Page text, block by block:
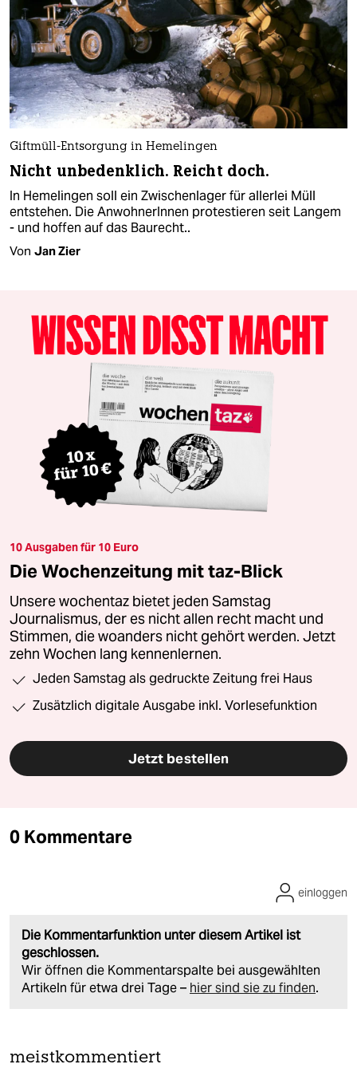
Giftmüll-Entsorgung in Hemelingen
Nicht unbedenklich. Reicht doch.
In Hemelingen soll ein Zwischenlager für allerlei Müll
entstehen. Die AnwohnerInnen protestieren seit Langem
- und hoffen auf das Baurecht..
Von Jan Zier
10 Ausgaben für 10 Euro
Die Wochenzeitung mit taz-Blick
Unsere wochentaz bietet jeden Samstag
Journalismus, der es nicht allen recht macht und
Stimmen, die woanders nicht gehört werden. Jetzt
zehn Wochen lang kennenlernen.
Jeden Samstag als gedruckte Zeitung frei Haus
Zusätzlich digitale Ausgabe inkl. Vorlesefunktion
Jetzt bestellen
0 Kommentare
Die Kommentarfunktion unter diesem Artikel ist
geschlossen.
Wir öffnen die Kommentarspalte bei ausgewählten
Artikeln für etwa drei Tage – hier sind sie zu finden.
einloggen
meistkommentiert